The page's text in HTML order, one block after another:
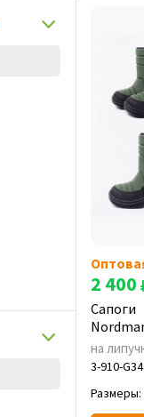
2 400
Сапоги
на
3-910-G34
Размеры: